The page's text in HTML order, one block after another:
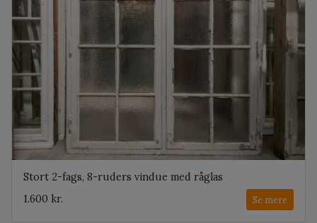
Stort 2-fags, 8-ruders vindue med råglas
1.600 kr.
Se mere